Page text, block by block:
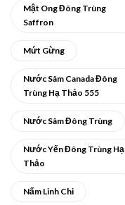
Mật Ong Đông Trùng
Saffron
Mứt Gừng
Nước Sâm Canada Đông
Trùng Hạ Thảo 555
Nước Sâm Đông Trùng
Nước Yến Đông Trùng Hạ
Thảo
Nấm Linh Chi